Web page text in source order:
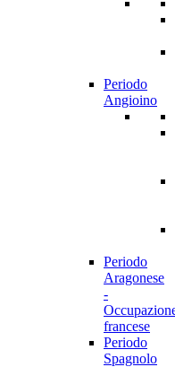
Periodo
Angioino
Periodo
Aragonese
-
francese
Periodo
Spagnolo